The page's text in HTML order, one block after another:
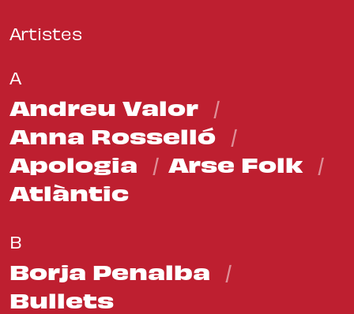
Artistes
A
Andreu Valor
Anna Rosselló
Apologia
Arse Folk
Atlàntic
B
Borja Penalba
Bullets